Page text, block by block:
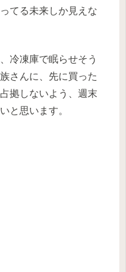
てる未来しか見えな
冷凍庫で眠らせそう
さんに、先に買った
拠しないよう、週末
と思います。